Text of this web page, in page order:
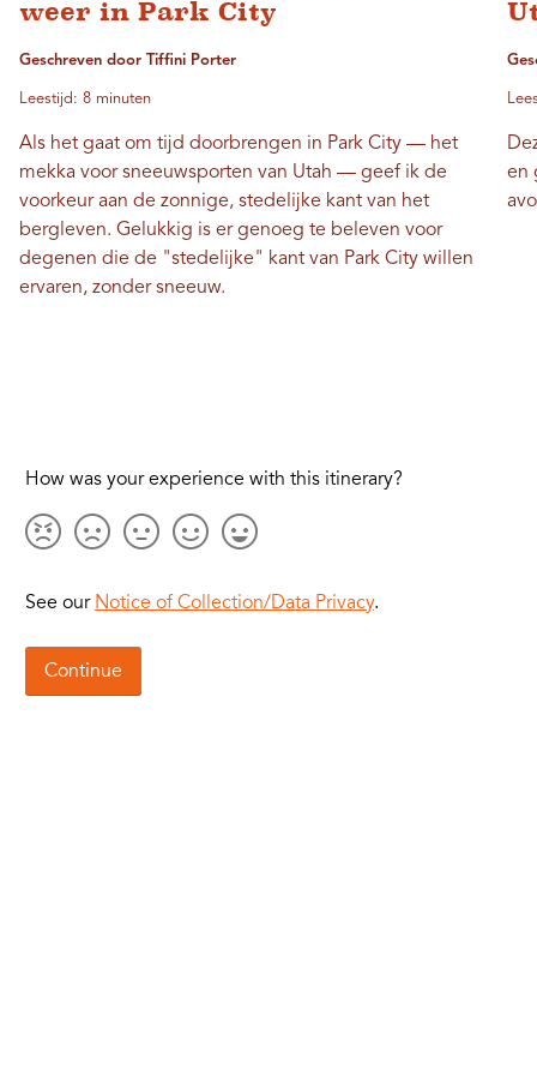
weer in Park City
Geschreven door Tiffini Porter
Leestijd: 8 minuten
Als het gaat om tijd doorbrengen in Park City — het
mekka voor sneeuwsporten van Utah — geef ik de
voorkeur aan de zonnige, stedelijke kant van het
bergleven. Gelukkig is er genoeg te beleven voor
degenen die de "stedelijke" kant van Park City willen
ervaren, zonder sneeuw.
en